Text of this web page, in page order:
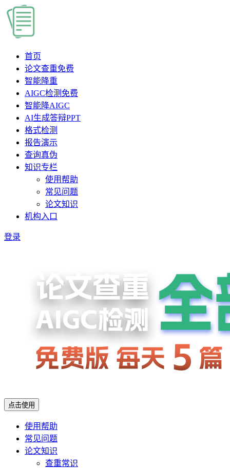
首页
论文查重免费
智能降重
AIGC检测 免费
智能降AIGC
AI生成答辩PPT
格式检测
报告演示
查询真伪
知识专栏
使用帮助
常见问题
论文知识
机构入口
登录
点击使用
使用帮助
常见问题
论文知识
查重常识